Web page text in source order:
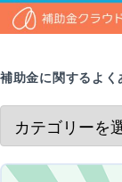
補助金に関するよく